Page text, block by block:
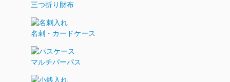
三つ折り財布
名刺・カードケース
マルチパーパス